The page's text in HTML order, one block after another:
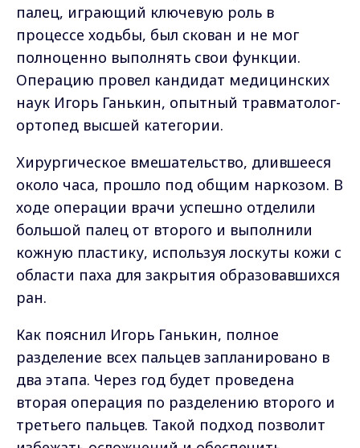
палец, играющий ключевую роль в
процессе ходьбы, был скован и не мог
полноценно выполнять свои функции.
Операцию провел кандидат медицинских
наук Игорь Ганькин, опытный травматолог-
ортопед высшей категории.
Хирургическое вмешательство, длившееся
около часа, прошло под общим наркозом. В
ходе операции врачи успешно отделили
большой палец от второго и выполнили
кожную пластику, используя лоскуты кожи с
области паха для закрытия образовавшихся
ран.
Как пояснил Игорь Ганькин, полное
разделение всех пальцев запланировано в
два этапа. Через год будет проведена
вторая операция по разделению второго и
третьего пальцев. Такой подход позволит